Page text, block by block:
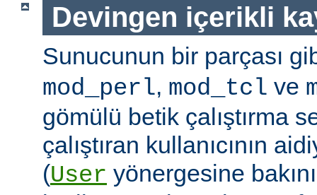
Devingen içerikli
Sunucunun bir parçası
mod_perl, mod_tcl ve
gömülü betik çalıştırma
çalıştıran kullanıcının
(User yönergesine